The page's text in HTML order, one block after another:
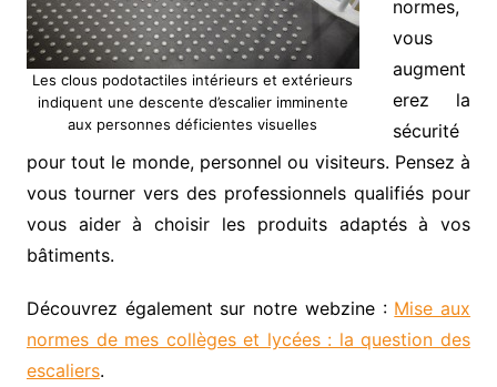
Les clous podotactiles intérieurs et extérieurs
indiquent une descente d’escalier imminente
aux personnes déficientes visuelles
normes,
vous
augment
erez la
sécurité
pour tout le monde, personnel ou visiteurs. Pensez à
vous tourner vers des professionnels qualifiés pour
vous aider à choisir les produits adaptés à vos
bâtiments.
Découvrez également sur notre webzine : Mise aux
normes de mes collèges et lycées : la question des
escaliers.